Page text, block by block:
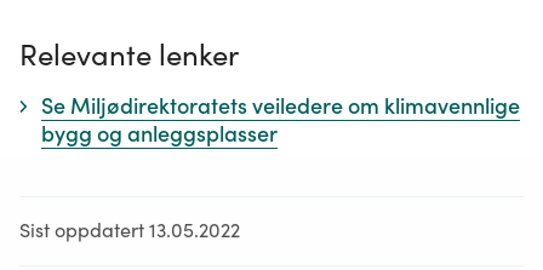
Relevante lenker
Se Miljødirektoratets veiledere om klimavennlige
bygg og anleggsplasser
Sist oppdatert 13.05.2022